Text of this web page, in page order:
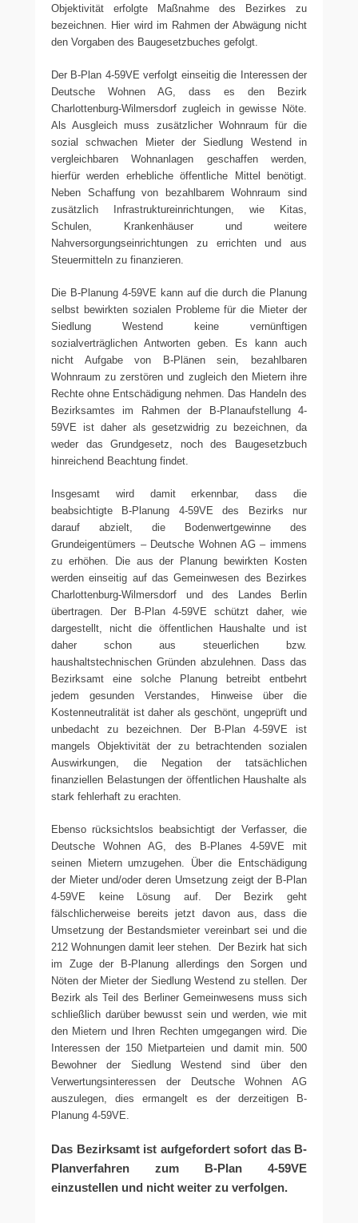
Objektivität erfolgte Maßnahme des Bezirkes zu
bezeichnen. Hier wird im Rahmen der Abwägung nicht
den Vorgaben des Baugesetzbuches gefolgt.
Der B-Plan 4-59VE verfolgt einseitig die Interessen der
Deutsche Wohnen AG, dass es den Bezirk
Charlottenburg-Wilmersdorf zugleich in gewisse Nöte.
Als Ausgleich muss zusätzlicher Wohnraum für die
sozial schwachen Mieter der Siedlung Westend in
vergleichbaren Wohnanlagen geschaffen werden,
hierfür werden erhebliche öffentliche Mittel benötigt.
Neben Schaffung von bezahlbarem Wohnraum sind
zusätzlich Infrastruktureinrichtungen, wie Kitas,
Schulen, Krankenhäuser und weitere
Nahversorgungseinrichtungen zu errichten und aus
Steuermitteln zu finanzieren.
Die B-Planung 4-59VE kann auf die durch die Planung
selbst bewirkten sozialen Probleme für die Mieter der
Siedlung Westend keine vernünftigen
sozialverträglichen Antworten geben. Es kann auch
nicht Aufgabe von B-Plänen sein, bezahlbaren
Wohnraum zu zerstören und zugleich den Mietern ihre
Rechte ohne Entschädigung nehmen. Das Handeln des
Bezirksamtes im Rahmen der B-Planaufstellung 4-
59VE ist daher als gesetzwidrig zu bezeichnen, da
weder das Grundgesetz, noch des Baugesetzbuch
hinreichend Beachtung findet.
Insgesamt wird damit erkennbar, dass die
beabsichtigte B-Planung 4-59VE des Bezirks nur
darauf abzielt, die Bodenwertgewinne des
Grundeigentümers – Deutsche Wohnen AG – immens
zu erhöhen. Die aus der Planung bewirkten Kosten
werden einseitig auf das Gemeinwesen des Bezirkes
Charlottenburg-Wilmersdorf und des Landes Berlin
übertragen. Der B-Plan 4-59VE schützt daher, wie
dargestellt, nicht die öffentlichen Haushalte und ist
daher schon aus steuerlichen bzw.
haushaltstechnischen Gründen abzulehnen. Dass das
Bezirksamt eine solche Planung betreibt entbehrt
jedem gesunden Verstandes, Hinweise über die
Kostenneutralität ist daher als geschönt, ungeprüft und
unbedacht zu bezeichnen. Der B-Plan 4-59VE ist
mangels Objektivität der zu betrachtenden sozialen
Auswirkungen, die Negation der tatsächlichen
finanziellen Belastungen der öffentlichen Haushalte als
stark fehlerhaft zu erachten.
Ebenso rücksichtslos beabsichtigt der Verfasser, die
Deutsche Wohnen AG, des B-Planes 4-59VE mit
seinen Mietern umzugehen. Über die Entschädigung
der Mieter und/oder deren Umsetzung zeigt der B-Plan
4-59VE keine Lösung auf. Der Bezirk geht
fälschlicherweise bereits jetzt davon aus, dass die
Umsetzung der Bestandsmieter vereinbart sei und die
212 Wohnungen damit leer stehen. Der Bezirk hat sich
im Zuge der B-Planung allerdings den Sorgen und
Nöten der Mieter der Siedlung Westend zu stellen. Der
Bezirk als Teil des Berliner Gemeinwesens muss sich
schließlich darüber bewusst sein und werden, wie mit
den Mietern und Ihren Rechten umgegangen wird. Die
Interessen der 150 Mietparteien und damit min. 500
Bewohner der Siedlung Westend sind über den
Verwertungsinteressen der Deutsche Wohnen AG
auszulegen, dies ermangelt es der derzeitigen B-
Planung 4-59VE.
Das Bezirksamt ist aufgefordert sofort das B-
Planverfahren zum B-Plan 4-59VE
einzustellen und nicht weiter zu verfolgen.